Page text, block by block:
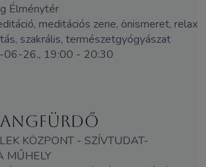
Élménytér
meditációs zene, önismeret, relax
szakrális, természetgyógyászat
06-26., 19:00 - 20:30
KÖZPONT - SZÍVTUDAT-
MŰHELY